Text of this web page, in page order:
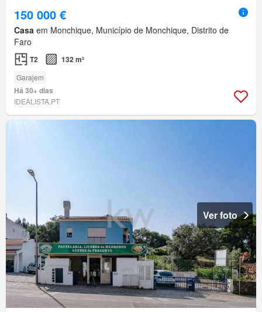
150 000 €
Casa em Monchique, Município de Monchique, Distrito de
Faro
T2 132 m²
Garajem
Há 30+ dias
IDEALISTA.PT
Ver foto